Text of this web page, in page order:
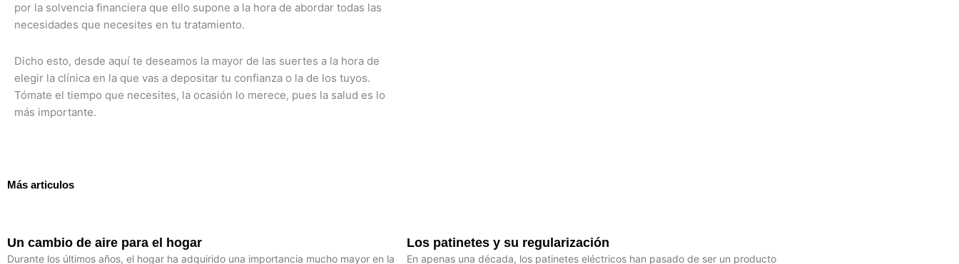
por la solvencia financiera que ello supone a la hora de abordar todas las
necesidades que necesites en tu tratamiento.
Dicho esto, desde aquí te deseamos la mayor de las suertes a la hora de
elegir la clínica en la que vas a depositar tu confianza o la de los tuyos.
Tómate el tiempo que necesites, la ocasión lo merece, pues la salud es lo
más importante.
Más articulos
Un cambio de aire para el hogar
Durante los últimos años, el hogar ha adquirido una importancia mucho mayor en la
Los patinetes y su regularización
En apenas una década, los patinetes eléctricos han pasado de ser un producto